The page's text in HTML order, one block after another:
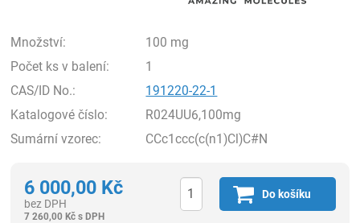
Množství:
100 mg
Počet ks v balení:
1
CAS/ID No.:
191220-22-1
Katalogové číslo:
R024UU6,100mg
Sumární vzorec:
CCc1ccc(c(n1)Cl)C#N
6 000,00 Kč
bez DPH
7 260,00Kč s DPH
Do košíku